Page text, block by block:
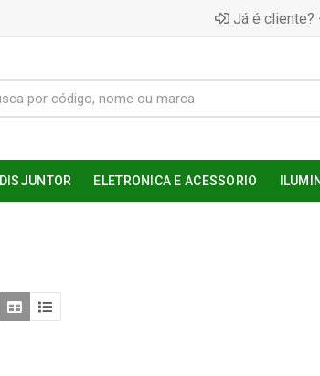
Já é cliente?
DISJUNTOR ELETRONICA E ACESSORIO